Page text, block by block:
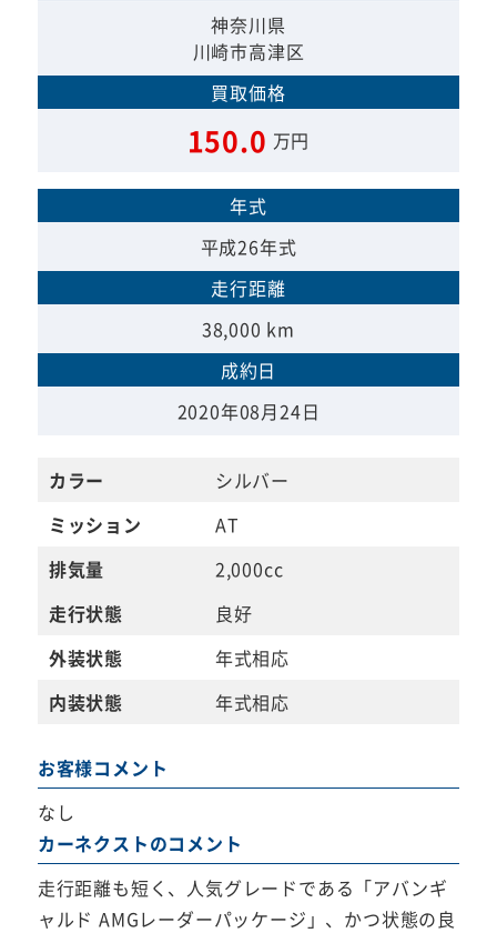
神奈川県
川崎市高津区
買取価格
150.0 万円
年式
平成26年式
走行距離
38,000 km
成約日
2020年08月24日
カラー
シルバー
ミッション
AT
排気量
2,000cc
走行状態
良好
外装状態
年式相応
内装状態
年式相応
お客様コメント
なし
カーネクストのコメント
走行距離も短く、人気グレードである「アバンギ
ャルド AMGレーダーパッケージ」、かつ状態の良